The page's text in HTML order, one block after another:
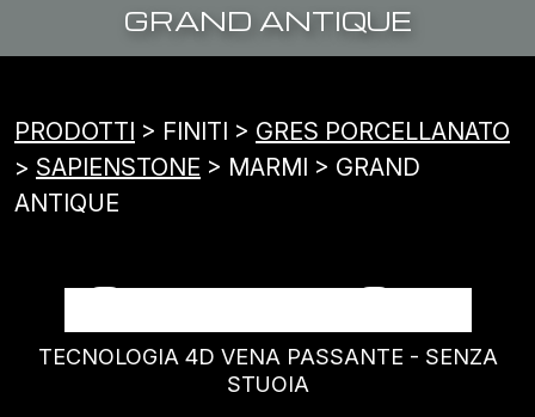
GRAND ANTIQUE
PRODOTTI > FINITI > GRES PORCELLANATO
> SAPIENSTONE > MARMI > GRAND
ANTIQUE
GRAND ANTIQUE
TECNOLOGIA 4D VENA PASSANTE - SENZA
STUOIA